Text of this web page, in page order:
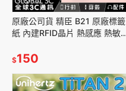
原廠公司貨 精臣 B21 原廠標籤
紙 內建RFID晶片 熱感應 熱敏
$150